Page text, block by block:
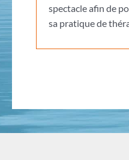
spectacle afin de
sa pratique de